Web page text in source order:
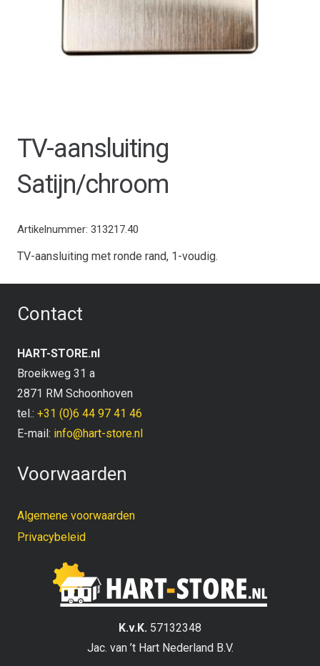
TV-aansluiting
Satijn/chroom
Artikelnummer: 313217.40
TV-aansluiting met ronde rand, 1-voudig.
Contact
HART-STORE.nl
Broeikweg 31 a
2871 RM Schoonhoven
tel.: +31 (0)6 44 97 41 46
E-mail: info@hart-store.nl
Voorwaarden
Algemene voorwaarden
Privacybeleid
K.v.K. 57132348
Jac. van ’t Hart Nederland B.V.